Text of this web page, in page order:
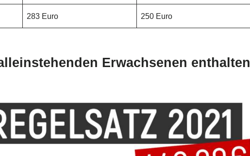
283 Euro 250 Euro
Erwachsenen enthalten